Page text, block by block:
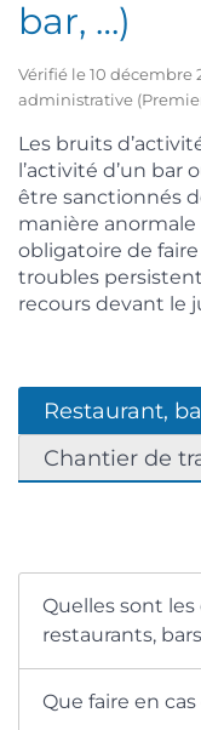
bar, …)
Vérifié le 10 décembre
administrative
Les bruits
l’activité d’un bar
être sanctionnés
manière anormale
obligatoire de
troubles
recours devant le
Restaurant,
Chantier de
Quelles sont
restaurants,
Que faire en